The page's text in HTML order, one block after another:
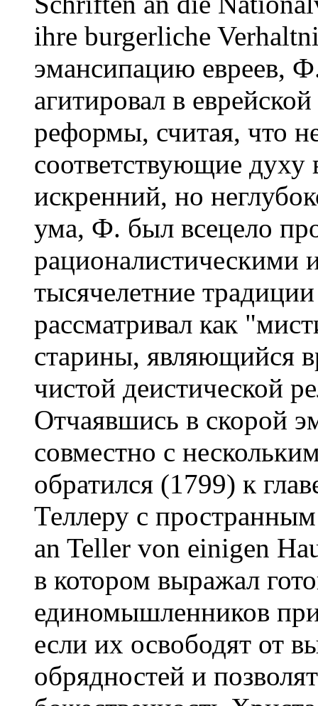
ihre burgerliche
эмансипацию евреев,
агитировал в
реформы, считая, что
соответствующие
искренний, но
ума, Ф. был всецело
рационалистическими
тысячелетние
рассматривал как
старины, являющийся
чистой деистической
Отчаявшись в скорой
совместно с
обратился (1799) к
Теллеру с
an Teller von einigen
в котором выражал
единомышленников
если их освободят от
обрядностей и